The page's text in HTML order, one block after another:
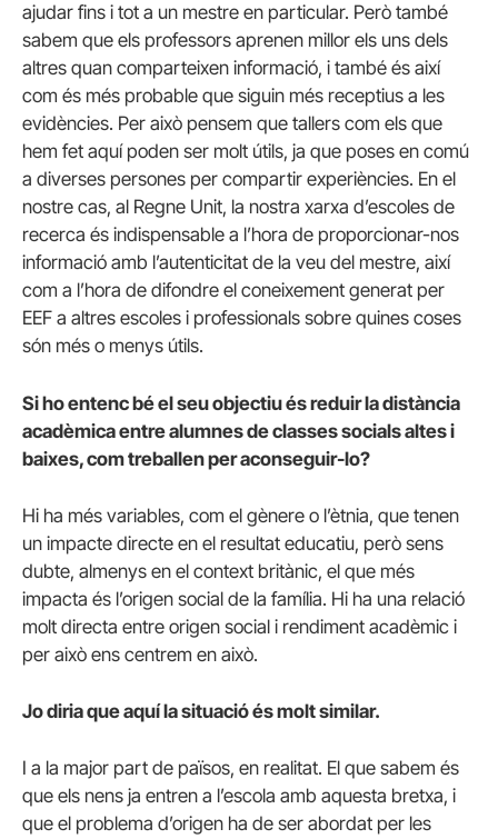
ajudar fins i tot a un mestre en particular. Però també
sabem que els professors aprenen millor els uns dels
altres quan comparteixen informació, i també és així
com és més probable que siguin més receptius a les
evidències. Per això pensem que tallers com els que
hem fet aquí poden ser molt útils, ja que poses en comú
a diverses persones per compartir experiències. En el
nostre cas, al Regne Unit, la nostra xarxa d’escoles de
recerca és indispensable a l’hora de proporcionar-nos
informació amb l’autenticitat de la veu del mestre, així
com a l’hora de difondre el coneixement generat per
EEF a altres escoles i professionals sobre quines coses
són més o menys útils.
Si ho entenc bé el seu objectiu és reduir la distància
acadèmica entre alumnes de classes socials altes i
baixes, com treballen per aconseguir-lo?
Hi ha més variables, com el gènere o l’ètnia, que tenen
un impacte directe en el resultat educatiu, però sens
dubte, almenys en el context britànic, el que més
impacta és l’origen social de la família. Hi ha una relació
molt directa entre origen social i rendiment acadèmic i
per això ens centrem en això.
Jo diria que aquí la situació és molt similar.
I a la major part de països, en realitat. El que sabem és
que els nens ja entren a l’escola amb aquesta bretxa, i
que el problema d’origen ha de ser abordat per les